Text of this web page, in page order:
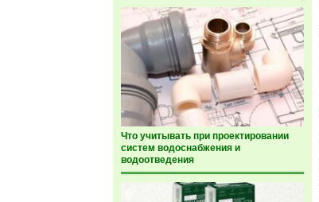
Что учитывать при проектировании
систем водоснабжения и
водоотведения